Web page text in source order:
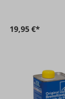
19,95 €*